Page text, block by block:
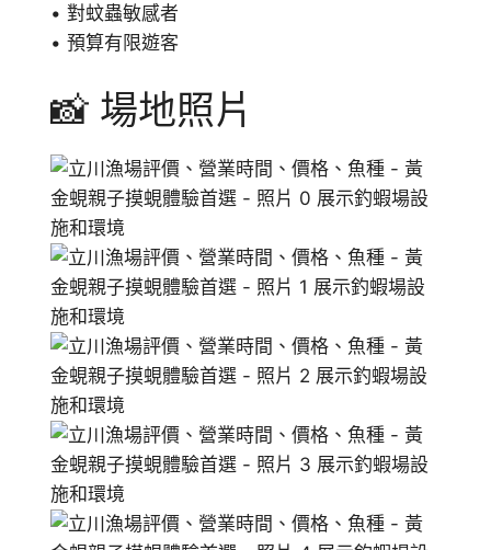
• 對蚊蟲敏感者
• 預算有限遊客
📸 場地照片